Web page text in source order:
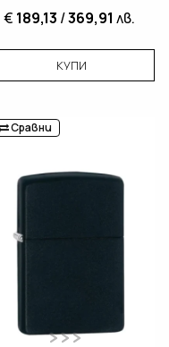
€ 189,13 /369,91 лв.
КУПИ
Сравни